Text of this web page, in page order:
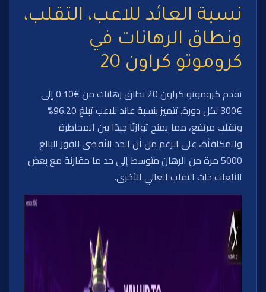
نسبة العائد للاعب، التقلب،
ونطاق الرهانات في
كروموتو كراون 20
تقدم كروموتو كراون 20 نطاق رهانات من €0.10 إلى
€300 لكل دورة. تتميز بنسبة عائد للاعب تبلغ 96.20%
وتقلب مرتفع، مما يمنح توازنًا جيدًا بين المخاطرة
والمكافأة، على الرغم من أن الحد الأقصى للفوز البالغ
5000 مرة من الرهان متوسط إلى حد ما مقارنة مع بعض
الألعاب ذات التقلب العالي الأخرى.